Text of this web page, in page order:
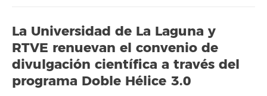
La Universidad de La Laguna y
RTVE renuevan el convenio de
divulgación científica a través del
programa Doble Hélice 3.0